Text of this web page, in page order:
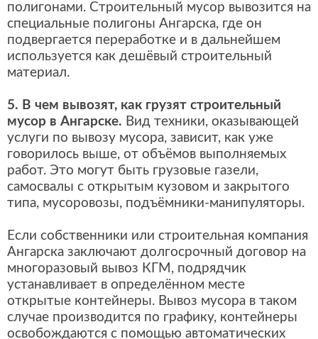
полигонами. Строительный мусор вывозится на
специальные полигоны Ангарска, где он
подвергается переработке и в дальнейшем
используется как дешёвый строительный
материал.
5. В чем вывозят, как грузят строительный
мусор в Ангарске. Вид техники, оказывающей
услуги по вывозу мусора, зависит, как уже
говорилось выше, от объёмов выполняемых
работ. Это могут быть грузовые газели,
самосвалы с открытым кузовом и закрытого
типа, мусоровозы, подъёмники-манипуляторы.
Если собственники или строительная компания
Ангарска заключают долгосрочный договор на
многоразовый вывоз КГМ, подрядчик
устанавливает в определённом месте
открытые контейнеры. Вывоз мусора в таком
случае производится по графику, контейнеры
освобождаются с помощью автоматических